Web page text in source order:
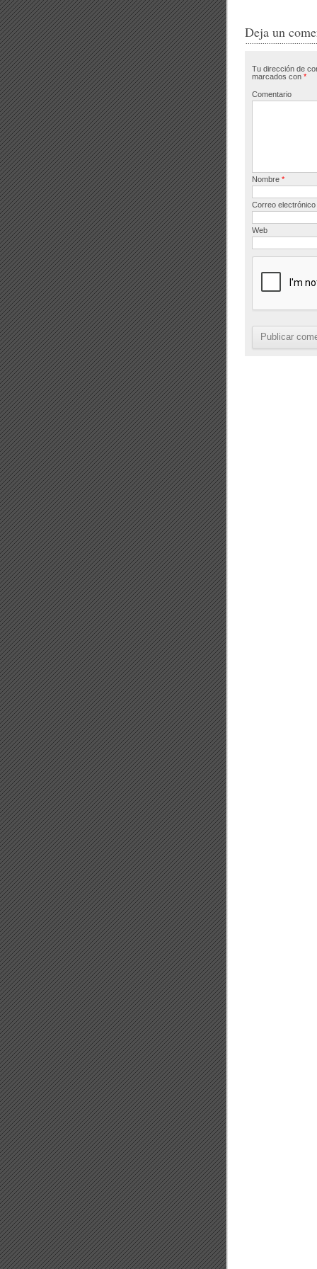
e
o
o
Deja un
Tu dirección de
marcados con *
Comentario
Nombre *
Correo electrónico
Web